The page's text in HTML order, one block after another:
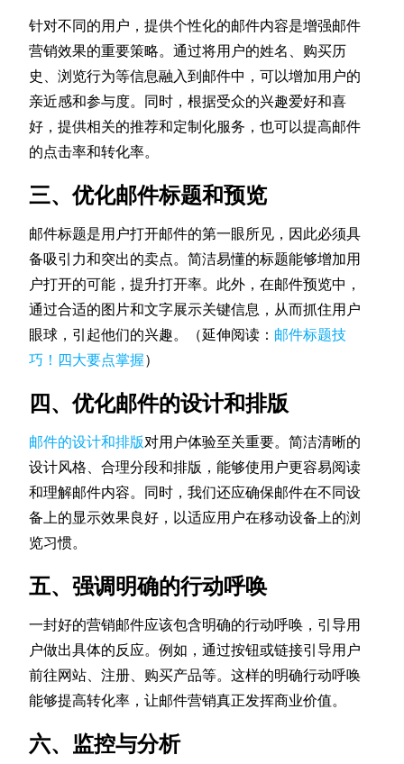
针对不同的用户，提供个性化的邮件内容是增强邮件
营销效果的重要策略。通过将用户的姓名、购买历
史、浏览行为等信息融入到邮件中，可以增加用户的
亲近感和参与度。同时，根据受众的兴趣爱好和喜
好，提供相关的推荐和定制化服务，也可以提高邮件
的点击率和转化率。
三、优化邮件标题和预览
邮件标题是用户打开邮件的第一眼所见，因此必须具
备吸引力和突出的卖点。简洁易懂的标题能够增加用
户打开的可能，提升打开率。此外，在邮件预览中，
通过合适的图片和文字展示关键信息，从而抓住用户
眼球，引起他们的兴趣。（延伸阅读： 邮件标题技
巧！四大要点掌握）
四、优化邮件的设计和排版
邮件的设计和排版对用户体验至关重要。简洁清晰的
设计风格、合理分段和排版，能够使用户更容易阅读
和理解邮件内容。同时，我们还应确保邮件在不同设
备上的显示效果良好，以适应用户在移动设备上的浏
览习惯。
五、强调明确的行动呼唤
一封好的营销邮件应该包含明确的行动呼唤，引导用
户做出具体的反应。例如，通过按钮或链接引导用户
前往网站、注册、购买产品等。这样的明确行动呼唤
能够提高转化率，让邮件营销真正发挥商业价值。
六、监控与分析